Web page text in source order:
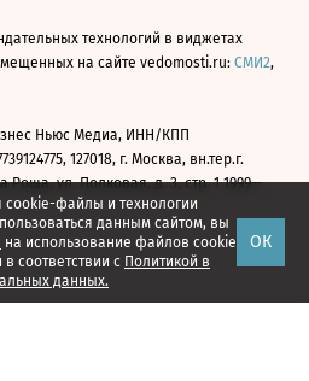
cookie-файлы и технологии
данным сайтом, вы
на использование файлов cookie
соответствии с Политикой в
данных.
ОК
технологий в виджетах
на сайте vedomosti.ru: СМИ2,
Ньюс Медиа, ИНН/КПП
127018, г. Москва, вн.тер.г.
ул. Полковая, д. 3, стр. 1 1999—